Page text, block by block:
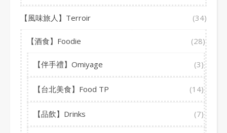
【風味旅人】Terroir (34)
【酒食】Foodie (28)
【伴手禮】Omiyage (3)
【台北美食】Food TP (14)
【品飲】Drinks (7)